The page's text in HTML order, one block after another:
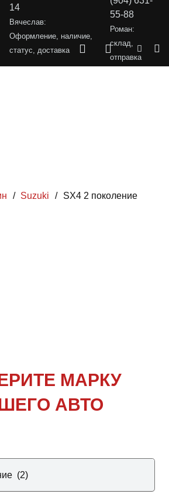
14
Вячеслав:
Оформление, наличие,
статус, доставка
55-88
Роман:
склад,
отправка
/ Suzuki / SX4 2 поколение
МАРКУ
АВТО